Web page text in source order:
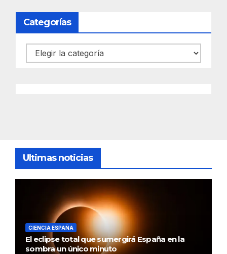
Categorías
Categorías
Ultimas noticias
CIENCIA ESPAÑA
El eclipse total que sumergirá España en la
sombra un único minuto